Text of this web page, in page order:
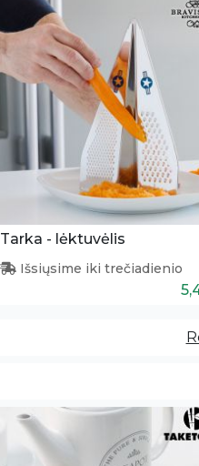
Tarka - lėktuvėlis
Išsiųsime iki trečiadienio